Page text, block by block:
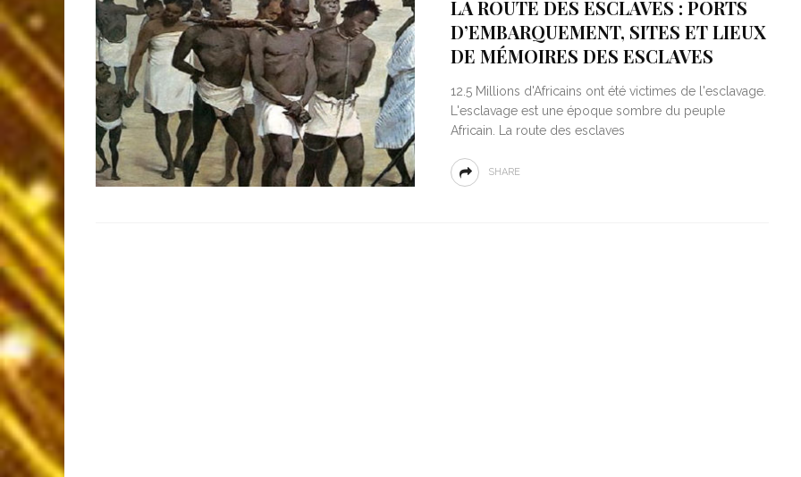
LA ROUTE DES ESCLAVES : PORTS
D’EMBARQUEMENT, SITES ET LIEUX
DE MÉMOIRES DES ESCLAVES
12.5 Millions d'Africains ont été victimes de l'esclavage.
L'esclavage est une époque sombre du peuple
Africain. La route des esclaves
SHARE